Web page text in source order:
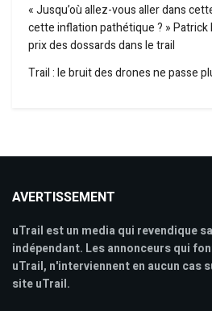
« Jusqu’où allez-vous aller dans
cette inflation pathétique ? » Patrick
prix des dossards dans le trail
Trail : le bruit des drones ne passe
AVERTISSEMENT
uTrail est un media qui revendique
indépendant. Les annonceurs qui
uTrail, n'interviennent en aucun cas
site uTrail.